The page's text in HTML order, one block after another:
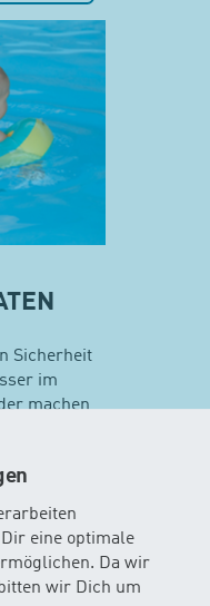
eine optimale
Da wir
wir Dich um
Sicherheit
im
machen